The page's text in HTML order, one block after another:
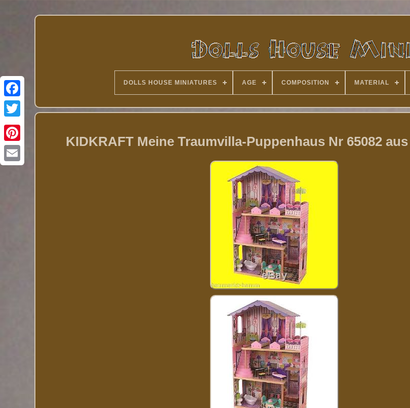
Twitter
DOLLS HOUSE MINIATURES AGE COMPOSITION MATERIAL
KIDKRAFT Meine Traumvilla-Puppenhaus Nr 65082